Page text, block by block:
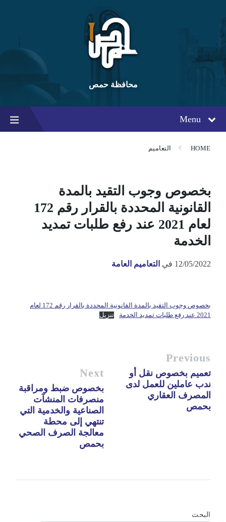
content
main
navigation
footer
محافظة حمص
Menu
HOME التعاميم
بخصوص وجوب التقيد بالمدة
القانونية المحددة بالقرار رقم 172
لعام 2021 عند رفع طلبات تمديد
الخدمة
12/05/2022 في التعاميم العامة
بخصوص وجوب التقيد بالمدة القانونية المحددة بالقرار رقم 172 لعام
2021 عند رفع طلبات تمديد الخدمة
تنزيل
Previous
تعميم بخصوص نقل أو
ندب عاملين للعمل لدى
المصرف العقاري
بحمص
Next
بخصوص ضبط ومراقبة
منصرفات المنشآت
الصناعية والخدمية التي
تنتهي إلى محطة
معالجة الصرف الصحي
بحمص
البحث